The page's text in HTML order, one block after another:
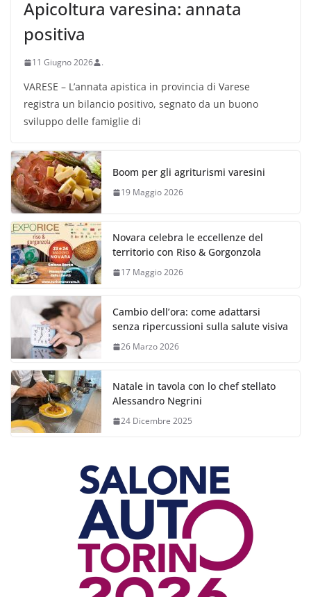
Apicoltura varesina: annata
positiva
11 Giugno 2026 .
VARESE – L’annata apistica in provincia di Varese
registra un bilancio positivo, segnato da un buono
sviluppo delle famiglie di
Boom per gli agriturismi varesini
19 Maggio 2026
Novara celebra le eccellenze del
territorio con Riso & Gorgonzola
17 Maggio 2026
Cambio dell’ora: come adattarsi
senza ripercussioni sulla salute visiva
26 Marzo 2026
Natale in tavola con lo chef stellato
Alessandro Negrini
24 Dicembre 2025